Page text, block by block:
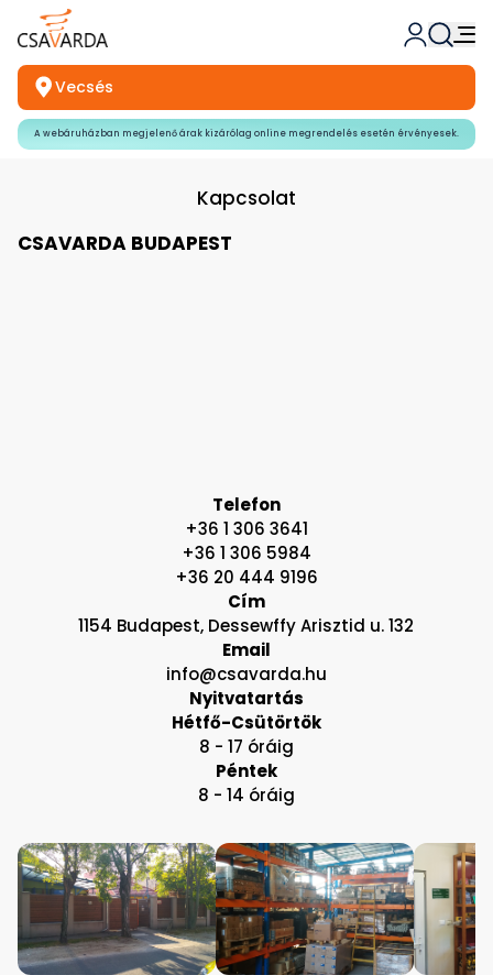
Vecsés
A webáruházban megjelenő árak kizárólag online megrendelés esetén érvényesek.
Kapcsolat
CSAVARDA BUDAPEST
Telefon
+36 1 306 3641
+36 1 306 5984
+36 20 444 9196
Cím
1154 Budapest, Dessewffy Arisztid u. 132
Email
info@csavarda.hu
Nyitvatartás
Hétfő-Csütörtök
8 - 17 óráig
Péntek
8 - 14 óráig